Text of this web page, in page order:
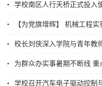
学校南区人行天桥正式投入
校长刘侠深入学院与青年教